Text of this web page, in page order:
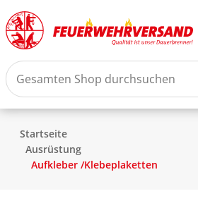
Startseite
Ausrüstung
Aufkleber /Klebeplaketten